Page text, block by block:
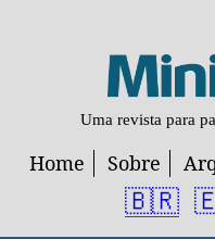
Uma revista para
Home Sobre
🇧🇷